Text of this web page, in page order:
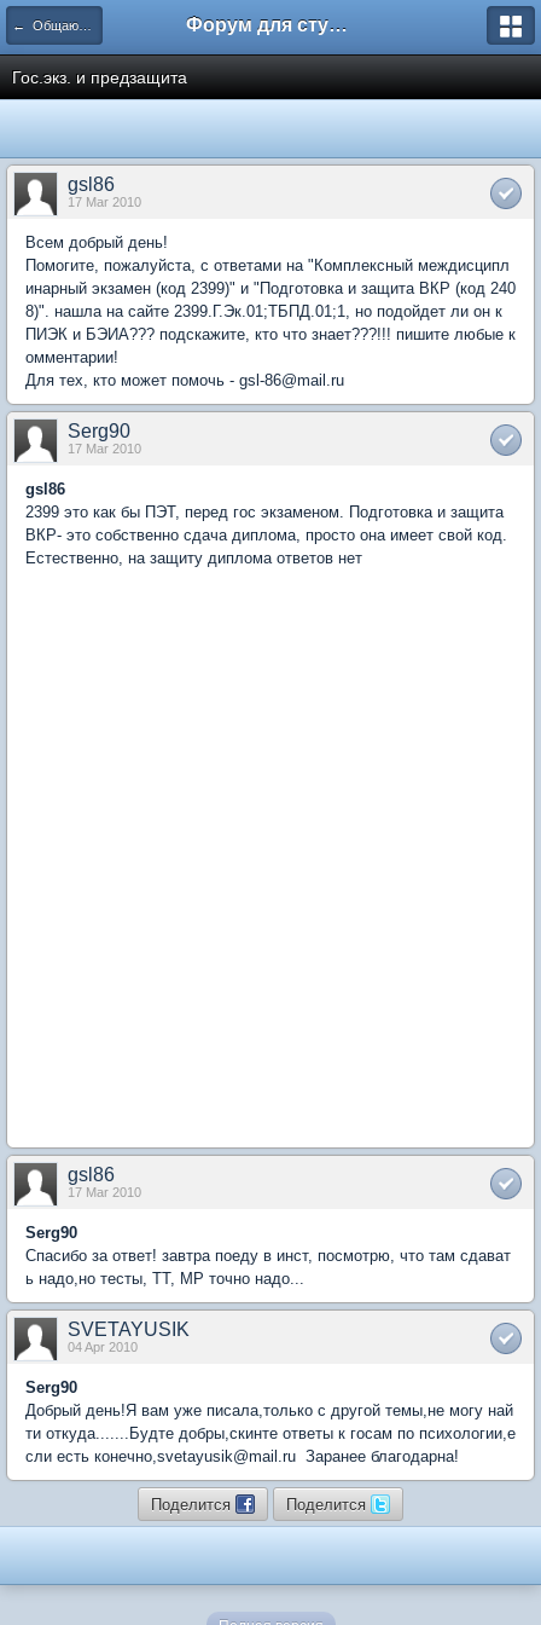
← Общаются психологи Форум для студента СГА
Гос.экз. и предзащита
gsl86
17 Mar 2010
Всем добрый день!
Помогите, пожалуйста, с ответами на "Комплексный междисципл
инарный экзамен (код 2399)" и "Подготовка и защита ВКР (код 240
8)". нашла на сайте 2399.Г.Эк.01;ТБПД.01;1, но подойдет ли он к
ПИЭК и БЭИА??? подскажите, кто что знает???!!! пишите любые к
омментарии!
Для тех, кто может помочь - gsl-86@mail.ru
Serg90
17 Mar 2010
gsl86
2399 это как бы ПЭТ, перед гос экзаменом. Подготовка и защита
ВКР- это собственно сдача диплома, просто она имеет свой код.
Естественно, на защиту диплома ответов нет
gsl86
17 Mar 2010
Serg90
Спасибо за ответ! завтра поеду в инст, посмотрю, что там сдават
ь надо,но тесты, ТТ, МР точно надо...
SVETAYUSIK
04 Apr 2010
Serg90
Добрый день!Я вам уже писала,только с другой темы,не могу най
ти откуда.......Будте добры,скинте ответы к госам по психологии,е
сли есть конечно,svetayusik@mail.ru Заранее благодарна!
Поделится Поделится